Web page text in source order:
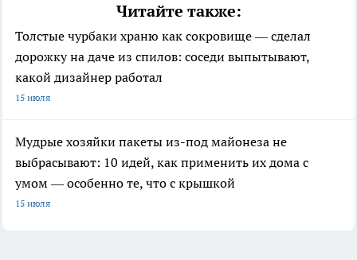
Читайте также:
Толстые чурбаки храню как сокровище — сделал
дорожку на даче из спилов: соседи выпытывают,
какой дизайнер работал
15 июля
Мудрые хозяйки пакеты из-под майонеза не
выбрасывают: 10 идей, как применить их дома с
умом — особенно те, что с крышкой
15 июля